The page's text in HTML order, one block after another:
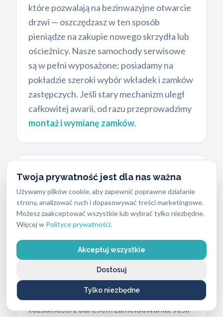
Twoja prywatność jest dla nas ważna
Używamy plików cookie, aby zapewnić poprawne działanie
strony, analizować ruch i dopasowywać treści marketingowe.
Możesz zaakceptować wszystkie lub wybrać tylko niezbędne.
Więcej w Polityce prywatności.
Akceptuj wszystkie
Tylko niezbędne
Dostosuj
które pozwalają na bezinwazyjne otwarcie
drzwi — oszczędzasz w ten sposób
pieniądze na zakupie nowego skrzydła lub
ościeżnicy. Nasze samochody serwisowe
są w pełni wyposażone; posiadamy na
pokładzie szeroki wybór wkładek i zamków
zastępczych. Jeśli stary mechanizm uległ
całkowitej awarii, od razu przeprowadzimy
montaż i wymianę zamków.
Procedura weryfikacji przed
otwarciem drzwi
Bezpieczeństwo mienia naszych klientów
to absolutny priorytet. Zanim
mieszkań, musimy potwierdzić prawo
zleceniodawcy do przebywania w danym
lokalu. Technik poprosi o okazanie dowodu
osobistego lub innego dokumentu
tożsamości z adresem zameldowania. Jeśli